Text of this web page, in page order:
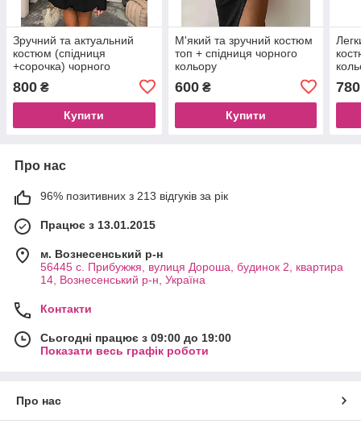
Зручний та актуальний
костюм (спідниця
+сорочка) чорного
800 ₴
Купити
М'який та зручний костюм
топ + спідниця чорного
кольору
600₴
Купити
780
Про нас
96% позитивних з 213 відгуків за рік
Працює з 13.01.2015
м. Вознесенський р-н
56445 с. Прибужжя, вулиця Дороша, будинок 2, квартира
14, Вознесенський р-н, Україна
Контакти
Сьогодні працює з 09:00 до 19:00
Показати весь графік роботи
Про нас